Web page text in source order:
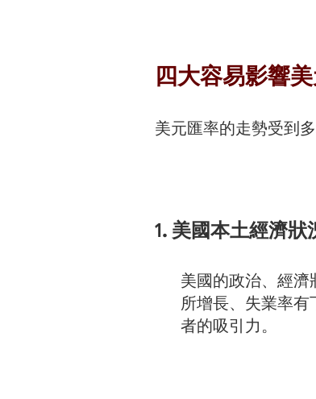
四大容易影響
美元匯率的走勢受到
1. 美國本土經濟狀
美國的政治、經
所增長、失業率
者的吸引力。